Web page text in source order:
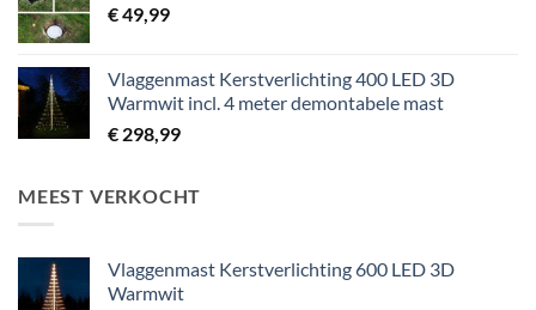
€49,99
Vlaggenmast Kerstverlichting 400 LED 3D
Warmwit incl. 4 meter demontabele mast
€ 298,99
MEEST VERKOCHT
Vlaggenmast Kerstverlichting 600 LED 3D
Warmwit